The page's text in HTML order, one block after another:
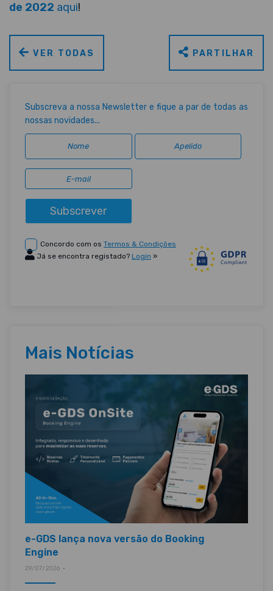
de 2022 aqui!
VER TODAS PARTILHAR
Subscreva a nossa Newsletter e fique a par de todas as
nossas novidades...
Subscrever
Concordo com os Termos & Condições
Já se encontra registado? Login »
Mais Notícias
e-GDS lança nova versão do Booking
Engine
29/07/2026 •